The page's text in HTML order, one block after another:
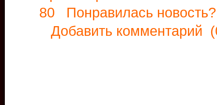
80 Понравилась
Добавить комментарий